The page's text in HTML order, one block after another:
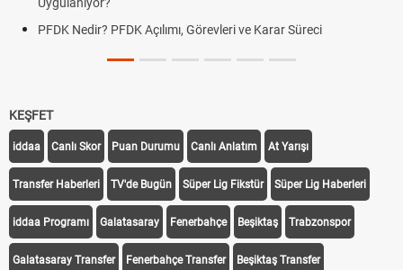
PFDK Nedir? PFDK Açılımı, Görevleri ve Karar Süreci
KEŞFET
iddaa Canlı Skor Puan Durumu Canlı Anlatım At Yarışı
Transfer Haberleri TV'de Bugün Süper Lig Fikstür Süper Lig Haberleri
iddaa Programı Galatasaray Fenerbahçe Beşiktaş Trabzonspor
Galatasaray Transfer Fenerbahçe Transfer Beşiktaş Transfer